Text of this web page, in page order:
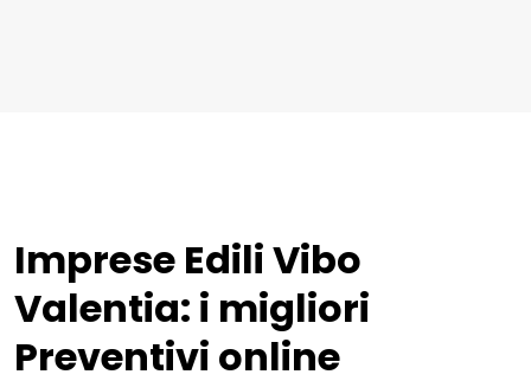
Imprese Edili Vibo
Valentia: i migliori
Preventivi online